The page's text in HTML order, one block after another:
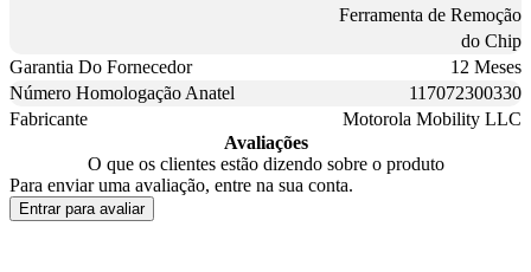
Ferramenta de Remoção
do Chip
Garantia Do Fornecedor
12 Meses
Número Homologação Anatel
117072300330
Fabricante
Motorola Mobility LLC
Avaliações
O que os clientes estão dizendo sobre o produto
Para enviar uma avaliação, entre na sua conta.
Entrar para avaliar